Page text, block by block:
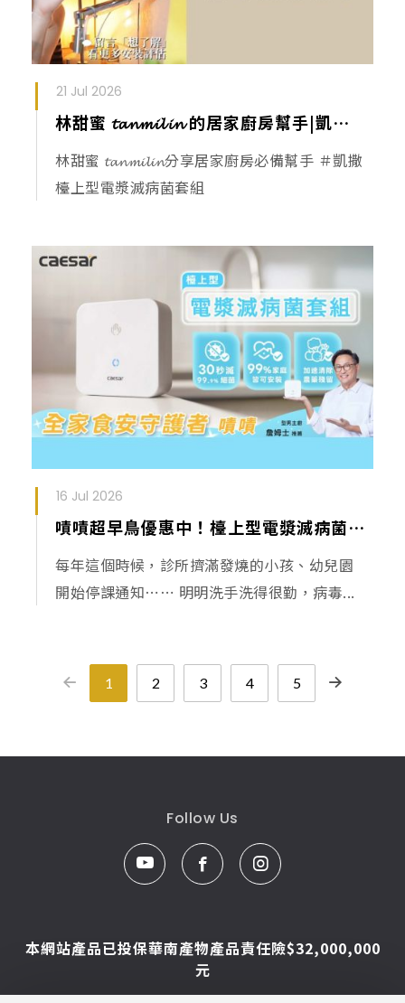
21 Jul 2026
林甜蜜 𝓽𝓪𝓷𝓶𝓲𝓵𝓲𝓷 的居家廚房幫手|凱撒檯上型電漿滅病菌套組
林甜蜜 𝓽𝓪𝓷𝓶𝓲𝓵𝓲𝓷分享居家廚房必備幫手 ＃凱撒
檯上型電漿滅病菌套組
16 Jul 2026
嘖嘖超早鳥優惠中！檯上型電漿滅病菌套組
每年這個時候，診所擠滿發燒的小孩、幼兒園
開始停課通知⋯⋯ 明明洗手洗得很勤，病毒...
1 2 3 4 5
Follow Us
本網站產品已投保華南產物產品責任險$32,000,000
元